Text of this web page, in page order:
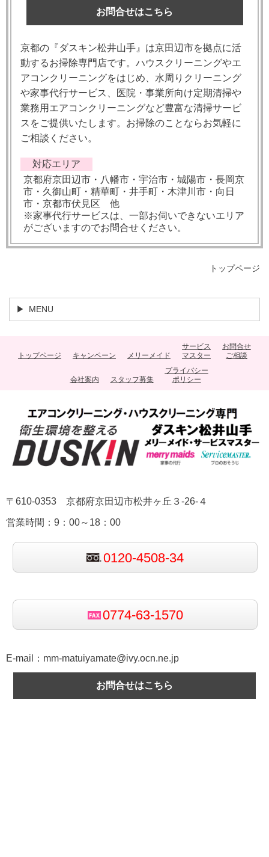
お問合せはこちら
京都の『ダスキン松井山手』は京田辺市を拠点に活
動するお掃除専門店です。ハウスクリーニングやエ
アコンクリーニングをはじめ、水周りクリーニング
や家事代行サービス、医院・事業所向け定期清掃や
業務用エアコンクリーニングなど豊富な清掃サービ
スをご提供いたします。お掃除のことならお気軽に
ご相談ください。
対応エリア
京都府京田辺市・八幡市・宇治市・城陽市・長岡京
市・久御山町・精華町・井手町・木津川市・向日
市・京都市伏見区 他
※家事代行サービスは、一部お伺いできないエリア
がございますのでお問合せください。
トップページ
MENU
トップページ キャンペーン メリーメイド
サービス
マスター
お問合せ
ご相談
会社案内 スタッフ募集
プライバシー
ポリシー
〒610-0353 京都府京田辺市松井ヶ丘３-26-４
営業時間：9：00～18：00
0120-4508-34
0774-63-1570
E-mail： mm-matuiyamate@ivy.ocn.ne.jp
お問合せはこちら